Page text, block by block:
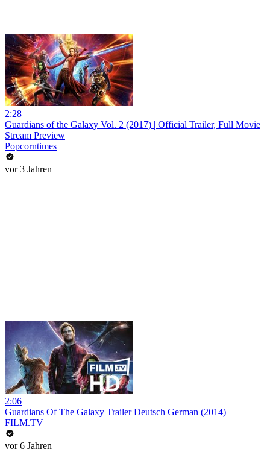
2:28
Guardians of the Galaxy Vol. 2 (2017) | Official Trailer, Full Movie
Stream Preview
Popcorntimes
vor 3 Jahren
2:06
Guardians Of The Galaxy Trailer Deutsch German (2014)
FILM.TV
vor 6 Jahren